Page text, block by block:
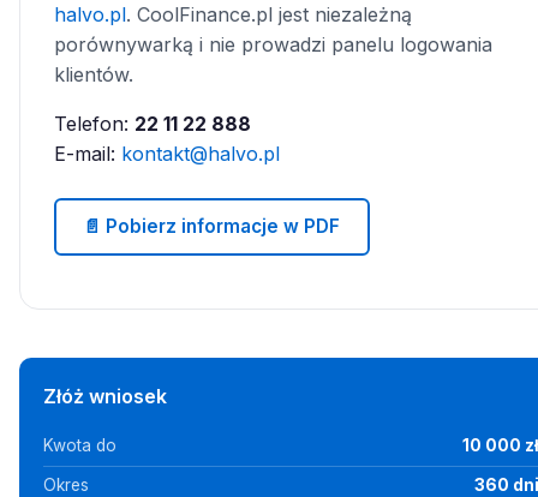
halvo.pl. CoolFinance.pl jest niezależną
porównywarką i nie prowadzi panelu logowania
klientów.
Telefon: 22 11 22 888
E-mail: kontakt@halvo.pl
📄 Pobierz informacje w PDF
Złóż wniosek
Kwota do 10 000 zł
Okres 360 dni